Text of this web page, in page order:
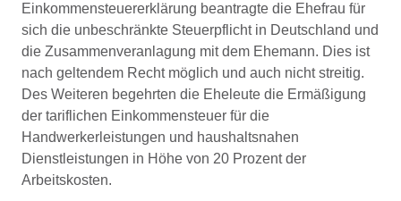
Einkommensteuererklärung beantragte die Ehefrau für
sich die unbeschränkte Steuerpflicht in Deutschland und
die Zusammenveranlagung mit dem Ehemann. Dies ist
nach geltendem Recht möglich und auch nicht streitig.
Des Weiteren begehrten die Eheleute die Ermäßigung
der tariflichen Einkommensteuer für die
Handwerkerleistungen und haushaltsnahen
Dienstleistungen in Höhe von 20 Prozent der
Arbeitskosten.